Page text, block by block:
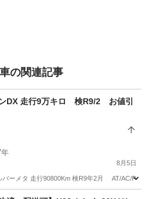
の関連記事
2 お値引
8月5日
バーメタ 走行90800Km 検R9年2月 AT/AC/
その他 クリッパー